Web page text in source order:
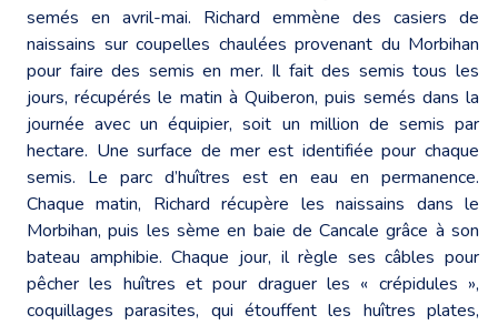
semés en avril-mai. Richard emmène des casiers de
naissains sur coupelles chaulées provenant du Morbihan
pour faire des semis en mer. Il fait des semis tous les
jours, récupérés le matin à Quiberon, puis semés dans la
journée avec un équipier, soit un million de semis par
hectare. Une surface de mer est identifiée pour chaque
semis. Le parc d’huîtres est en eau en permanence.
Chaque matin, Richard récupère les naissains dans le
Morbihan, puis les sème en baie de Cancale grâce à son
bateau amphibie. Chaque jour, il règle ses câbles pour
pêcher les huîtres et pour draguer les « crépidules »,
coquillages parasites, qui étouffent les huîtres plates,